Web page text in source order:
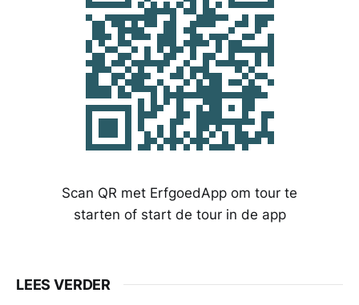
Scan QR met ErfgoedApp om tour te
starten of start de tour in de app
LEES VERDER